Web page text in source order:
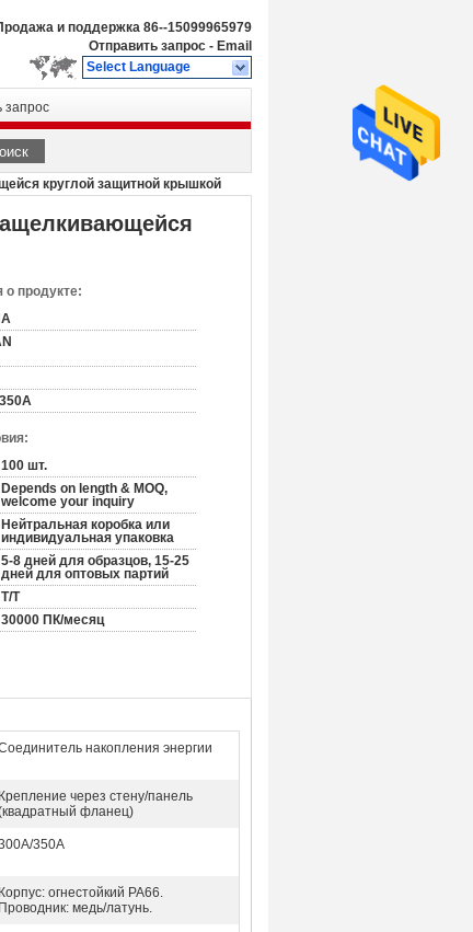
и поддержка 86--15099965979
Отправить запрос - Email
Select Language
запрос
круглой защитной крышкой
продукте:
100 шт.
Depends on length & MOQ,
welcome your inquiry
Нейтральная коробка или
индивидуальная упаковка
5-8 дней для образцов, 15-25
дней для оптовых партий
Т/Т
30000 ПК/месяц
накопления энергии
Крепление через стену/панель
фланец)
350А
Корпус: огнестойкий PA66.
Проводник: медь/латунь.